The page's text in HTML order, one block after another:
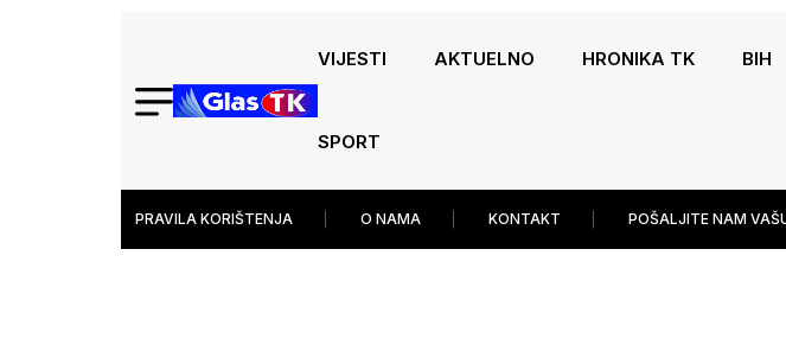
VIJESTI AKTUELNO HRONIKA TK BIH
SPORT
PRAVILA KORIŠTENJA O NAMA KONTAKT POŠALJITE NAM